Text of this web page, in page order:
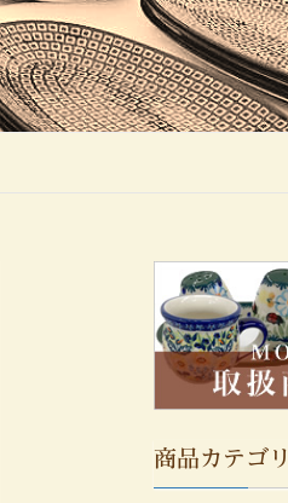
商品カテゴリ